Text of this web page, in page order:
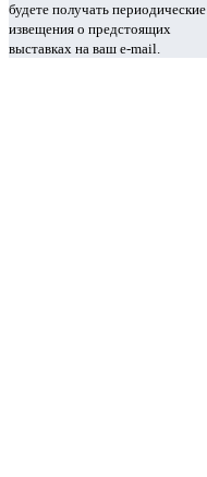
будете получать периодические
извещения о предстоящих
выставках на ваш e-mail.